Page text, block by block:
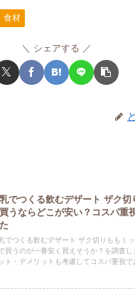
食材
シェアする
でつくる飲むデザート ザク切
うならどこが安い？コスパ重
でつくる飲むデザート ザク切りももミ
買うのが一番安く買えそうか？を調査し
ト・デメリットも考慮してコスパ重視